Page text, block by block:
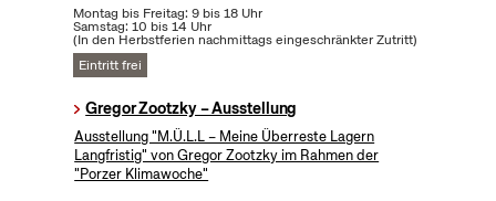
Montag bis Freitag: 9 bis 18 Uhr
Samstag: 10 bis 14 Uhr
(In den Herbstferien nachmittags eingeschränkter Zutritt)
Eintritt frei
Gregor Zootzky – Ausstellung
Ausstellung "M.Ü.L.L – Meine Überreste Lagern
Langfristig" von Gregor Zootzky im Rahmen der
"Porzer Klimawoche"